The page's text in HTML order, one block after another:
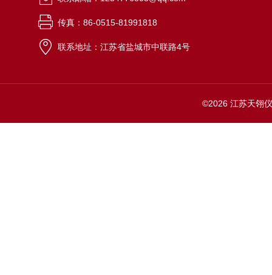
传真：86-0515-81991818
联系地址：江苏省盐城市中联路4号
©2026 江苏天翎